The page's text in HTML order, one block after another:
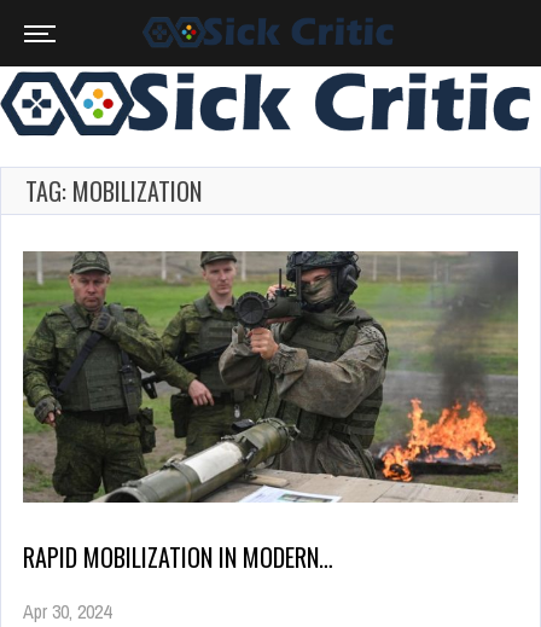
TAG: MOBILIZATION
RAPID MOBILIZATION IN MODERN…
Apr 30, 2024